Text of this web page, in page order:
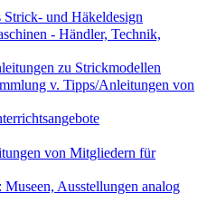
und Häkeldesign
- Händler, Technik,
zu Strickmodellen
v. Tipps/Anleitungen von
von Mitgliedern für
Ausstellungen analog